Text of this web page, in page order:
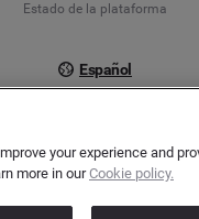
Estado de la plataforma
Español
Todos los derechos reservados.
your experience and
more in ourCookie policy.